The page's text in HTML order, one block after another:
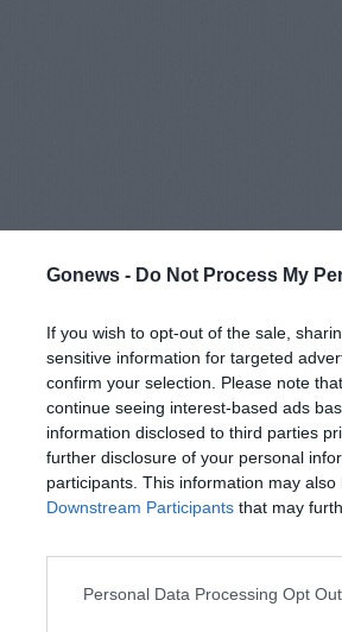
Gonews - Do Not Process My
If you wish to opt-out of the sale,
sensitive information for targeted
confirm your selection. Please note
continue seeing interest-based ads
information disclosed to third parties
further disclosure of your personal
participants. This information may
Downstream Participants that may
Personal Data Processing Opt